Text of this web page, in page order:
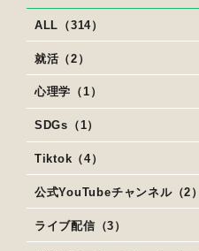
ALL（314）
就活（2）
心理学（1）
SDGs（1）
Tiktok（4）
公式YouTubeチャンネル（2）
ライブ配信（3）